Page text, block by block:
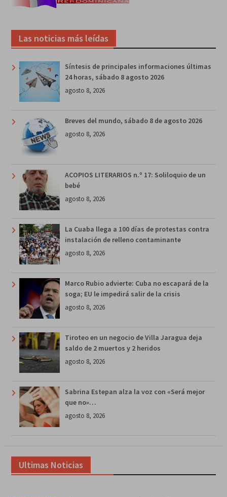
Las noticias más leídas
Síntesis de principales informaciones últimas
24 horas, sábado 8 agosto 2026
agosto 8, 2026
Breves del mundo, sábado 8 de agosto 2026
agosto 8, 2026
ACOPIOS LITERARIOS n.º 17: Soliloquio de un
bebé
agosto 8, 2026
La Cuaba llega a 100 días de protestas contra
instalación de relleno contaminante
agosto 8, 2026
Marco Rubio advierte: Cuba no escapará de la
soga; EU le impedirá salir de la crisis
agosto 8, 2026
Tiroteo en un negocio de Villa Jaragua deja
saldo de 2 muertos y 2 heridos
agosto 8, 2026
Sabrina Estepan alza la voz con «Será mejor
que no»…
agosto 8, 2026
Ultimas Noticias